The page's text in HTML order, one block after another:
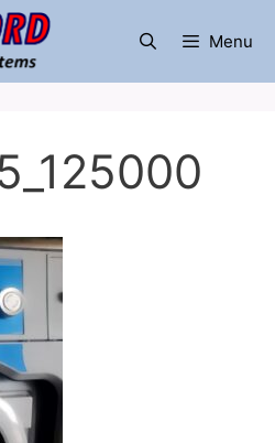
Menu